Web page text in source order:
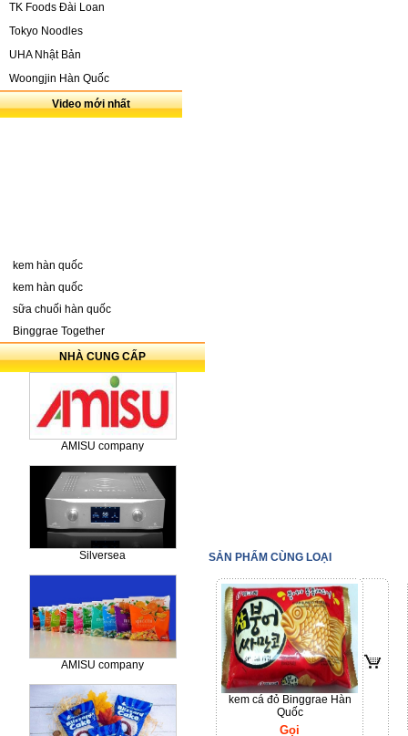
TK Foods Đài Loan
Tokyo Noodles
UHA Nhật Bản
Woongjin Hàn Quốc
Video mới nhất
kem hàn quốc
kem hàn quốc
sữa chuối hàn quốc
Binggrae Together
NHÀ CUNG CẤP
AMISU company
Silversea
AMISU company
SẢN PHẨM CÙNG LOẠI
kem cá đỏ Binggrae Hàn
Quốc
Gọi